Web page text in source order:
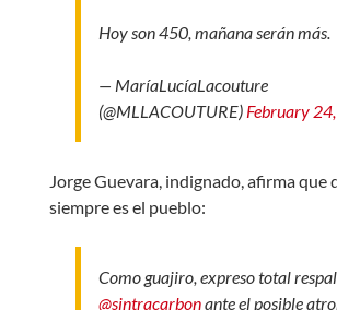
Hoy son 450, mañana serán más.
— MaríaLucíaLacouture
(@MLLACOUTURE) February
Jorge Guevara, indignado, afirma que
siempre es el pueblo:
Como guajiro, expreso total
@sintracarbonante el posible